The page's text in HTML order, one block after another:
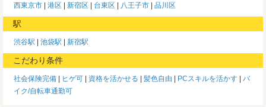
西東京市 港区 新宿区 台東区 八王子市 品川区
駅
渋谷駅 池袋駅 新宿駅
こだわり条件
社会保険完備 ヒゲ可 資格を活かせる 髪色自由 PCスキルを活かす
バ
イク/自転車通勤可